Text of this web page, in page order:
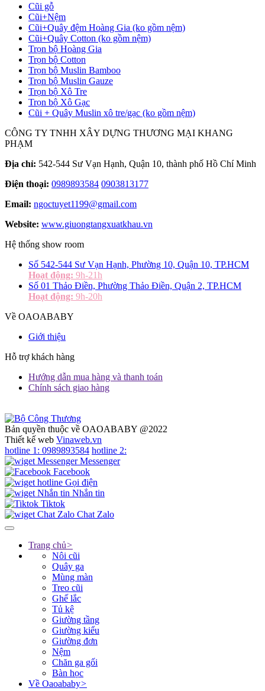
Cũi gỗ
Cũi+Nệm
Cũi+Quây đệm Hoàng Gia (ko gồm nệm)
Cũi+Quây Cotton (ko gồm nệm)
Trọn bộ Hoàng Gia
Trọn bộ Cotton
Trọn bộ Muslin Bamboo
Trọn bộ Muslin Gauze
Trọn bộ Xô Tre
Trọn bộ Xô Gạc
Cũi + Quây Muslin xô tre/gạc (ko gồm nệm)
CÔNG TY TNHH XÂY DỰNG THƯƠNG MẠI KHANG
PHẠM
Địa chỉ: 542-544 Sư Vạn Hạnh, Quận 10, thành phố Hồ Chí Minh
Điện thoại: 0989893584 0903813177
Email: ngoctuyet1199@gmail.com
Website: www.giuongtangxuatkhau.vn
Hệ thống show room
Số 542-544 Sư Vạn Hạnh, Phường 10, Quận 10, TP.HCM
Hoạt động: 9h-21h
Số 01 Thảo Điền, Phường Thảo Điền, Quận 2, TP.HCM
Hoạt động: 9h-20h
Về OAOABABY
Giới thiệu
Hỗ trợ khách hàng
Hướng dẫn mua hàng và thanh toán
Chính sách giao hàng
Bản quyền thuộc về OAOABABY @2022
Thiết kế web Vinaweb.vn
hotline 1: 0989893584 hotline 2:
Messenger
Facebook
Gọi điện
Nhắn tin
Tiktok
Chat Zalo
Trang chủ>
Nôi cũi
Quây ga
Mùng màn
Treo cũi
Ghế lắc
Tủ kệ
Giường tầng
Giường kiểu
Giường đơn
Nệm
Chăn ga gối
Bàn học
Về Oaoababy>